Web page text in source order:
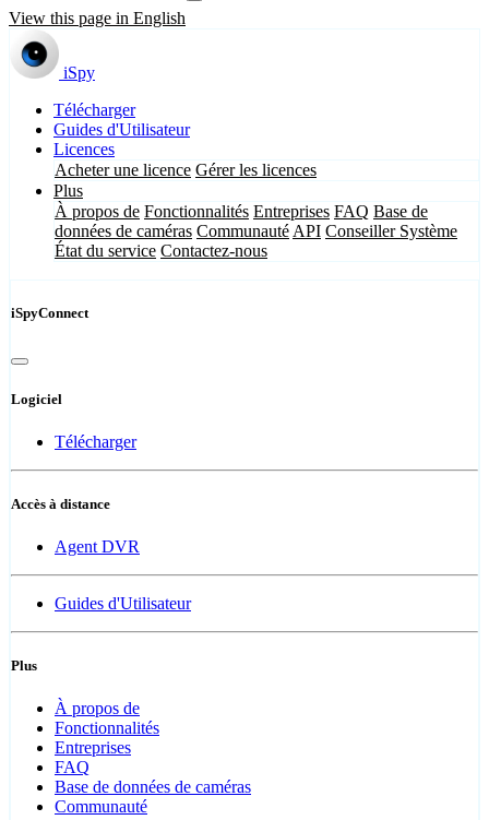
View this page in English
iSpy
Télécharger
Guides d'Utilisateur
Licences
Acheter une licence Gérer les licences
Plus
À propos de Fonctionnalités Entreprises FAQ Base de
données de caméras Communauté API Conseiller Système
État du service Contactez-nous
iSpyConnect
Logiciel
Télécharger
Accès à distance
Agent DVR
Guides d'Utilisateur
Plus
À propos de
Fonctionnalités
Entreprises
FAQ
Base de données de caméras
Communauté